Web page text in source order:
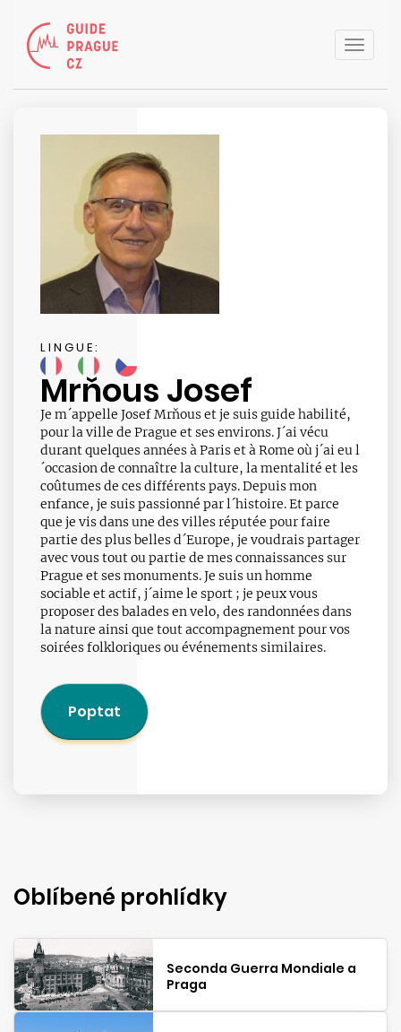
Toggle
LINGUE:
Mrňous Josef
Je m´appelle Josef Mrňous et je suis guide habilité,
pour la ville de Prague et ses environs. J´ai vécu
durant quelques années à Paris et à Rome où j´ai eu l
´occasion de connaître la culture, la mentalité et les
coûtumes de ces différents pays. Depuis mon
enfance, je suis passionné par l´histoire. Et parce
que je vis dans une des villes réputée pour faire
partie des plus belles d´Europe, je voudrais partager
avec vous tout ou partie de mes connaissances sur
Prague et ses monuments. Je suis un homme
sociable et actif, j´aime le sport ; je peux vous
proposer des balades en velo, des randonnées dans
la nature ainsi que tout accompagnement pour vos
soirées folkloriques ou événements similaires.
Poptat
Oblíbené prohlídky
Seconda Guerra Mondiale a
Praga